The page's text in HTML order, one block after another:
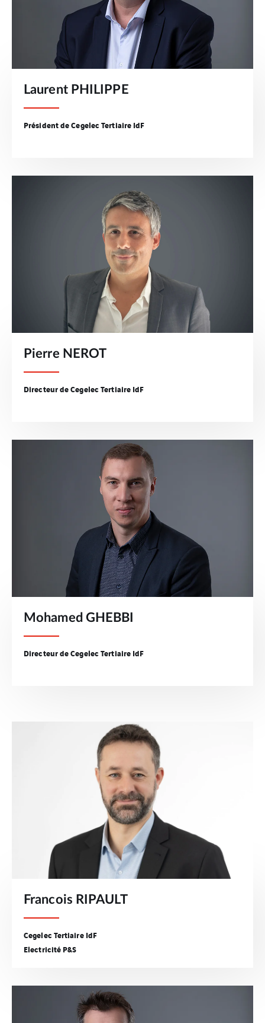
Laurent PHILIPPE
Président de Cegelec Tertiaire IdF
Pierre NEROT
Directeur de Cegelec Tertiaire IdF
Mohamed GHEBBI
Directeur de Cegelec Tertiaire IdF
Francois RIPAULT
Cegelec Tertiaire IdF
Electricité P&S